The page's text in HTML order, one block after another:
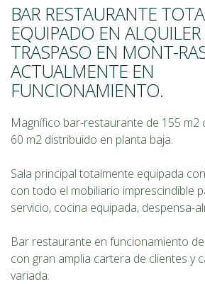
BAR RESTAURANTE
EQUIPADO EN
TRASPASO EN MONT-
ACTUALMENTE EN
FUNCIONAMIENTO.
Magnífico bar-restaurante de 155 m2
60 m2 distribuido en planta baja.
Sala principal totalmente equipada
con todo el mobiliario imprescindible
servicio, cocina equipada, despensa-
Bar restaurante en funcionamiento
con gran amplia cartera de clientes y
variada.